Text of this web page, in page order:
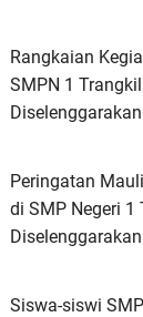
Rangkaian
SMPN 1
Diselenggarakan
Peringatan
di SMP Negeri 1
Diselenggarakan
Siswa-siswi